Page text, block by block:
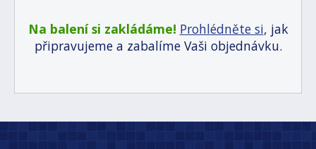
Na balení si zakládáme! Prohlédněte si, jak
připravujeme a zabalíme Vaši objednávku.